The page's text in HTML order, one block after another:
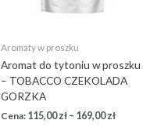
Aromaty w proszku
Aromat do tytoniu w proszku
– TOBACCO CZEKOLADA
GORZKA
115,00zł – 169,00zł